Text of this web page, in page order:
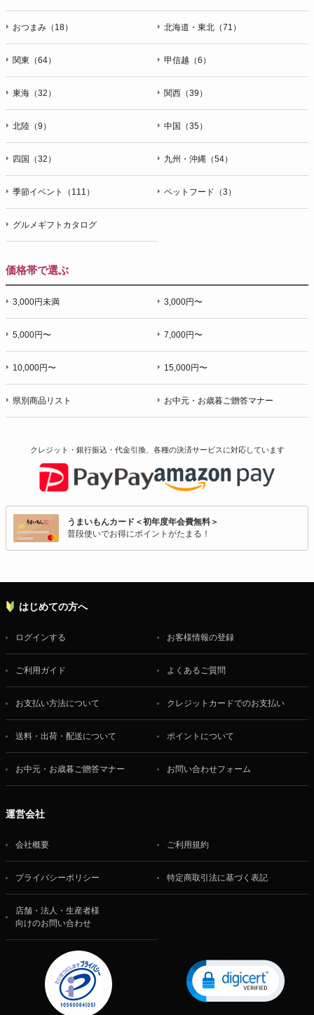
おつまみ（18） 北海道・東北（71）
関東（64） 甲信越（6）
東海（32） 関西（39）
北陸（9） 中国（35）
四国（32） 九州・沖縄（54）
季節イベント（111） ペットフード（3）
グルメギフトカタログ
価格帯で選ぶ
3,000円未満 3,000円〜
5,000円〜 7,000円〜
10,000円〜 15,000円〜
県別商品リスト お中元・お歳暮ご贈答マナー
クレジット・銀行振込・代金引換、各種の決済サービスに対応しています
うまいもんカード＜初年度年会費無料＞
普段使いでお得にポイントがたまる！
はじめての方へ
ログインする お客様情報の登録
ご利用ガイド よくあるご質問
お支払い方法について クレジットカードでのお支払い
送料・出荷・配送について ポイントについて
お中元・お歳暮ご贈答マナー お問い合わせフォーム
運営会社
会社概要 ご利用規約
プライバシーポリシー 特定商取引法に基づく表記
店舗・法人・生産者様
向けのお問い合わせ